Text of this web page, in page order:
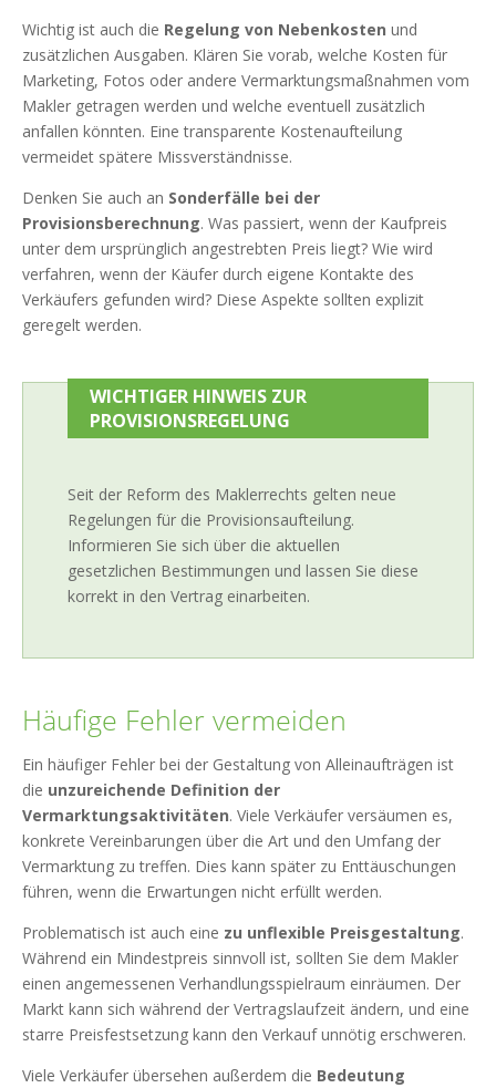
Wichtig ist auch die Regelung von Nebenkosten und
zusätzlichen Ausgaben. Klären Sie vorab, welche Kosten für
Marketing, Fotos oder andere Vermarktungsmaßnahmen vom
Makler getragen werden und welche eventuell zusätzlich
anfallen könnten. Eine transparente Kostenaufteilung
vermeidet spätere Missverständnisse.
Denken Sie auch an Sonderfälle bei der
Provisionsberechnung. Was passiert, wenn der Kaufpreis
unter dem ursprünglich angestrebten Preis liegt? Wie wird
verfahren, wenn der Käufer durch eigene Kontakte des
Verkäufers gefunden wird? Diese Aspekte sollten explizit
geregelt werden.
WICHTIGER HINWEIS ZUR
PROVISIONSREGELUNG
Seit der Reform des Maklerrechts gelten neue
Regelungen für die Provisionsaufteilung.
Informieren Sie sich über die aktuellen
gesetzlichen Bestimmungen und lassen Sie diese
korrekt in den Vertrag einarbeiten.
Häufige Fehler vermeiden
Ein häufiger Fehler bei der Gestaltung von Alleinaufträgen ist
die unzureichende Definition der
Vermarktungsaktivitäten. Viele Verkäufer versäumen es,
konkrete Vereinbarungen über die Art und den Umfang der
Vermarktung zu treffen. Dies kann später zu Enttäuschungen
führen, wenn die Erwartungen nicht erfüllt werden.
Problematisch ist auch eine zu unflexible Preisgestaltung.
Während ein Mindestpreis sinnvoll ist, sollten Sie dem Makler
einen angemessenen Verhandlungsspielraum einräumen. Der
Markt kann sich während der Vertragslaufzeit ändern, und eine
starre Preisfestsetzung kann den Verkauf unnötig erschweren.
Viele Verkäufer übersehen außerdem die Bedeutung